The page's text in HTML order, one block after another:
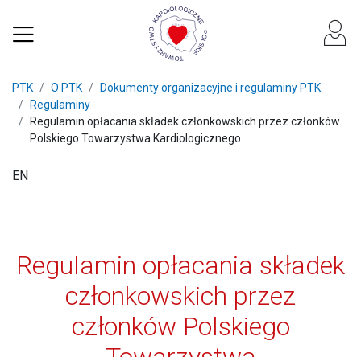
PTK O PTK
Dokumenty organizacyjne i regulaminy PTK
Regulaminy
Regulamin opłacania składek członkowskich przez członków
Polskiego Towarzystwa Kardiologicznego
EN
Regulamin opłacania składek
członkowskich przez
członków Polskiego